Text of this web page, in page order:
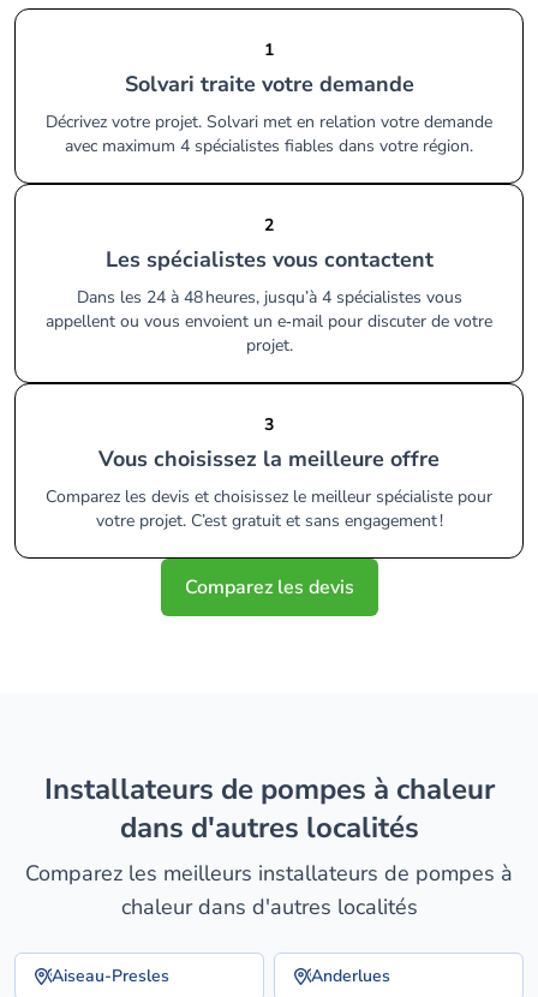
1
Solvari traite votre demande
Décrivez votre projet. Solvari met en relation votre demande
avec maximum 4 spécialistes fiables dans votre région.
2
Les spécialistes vous contactent
Dans les 24 à 48 heures, jusqu’à 4 spécialistes vous
appellent ou vous envoient un e‑mail pour discuter de votre
projet.
3
Vous choisissez la meilleure offre
Comparez les devis et choisissez le meilleur spécialiste pour
votre projet. C’est gratuit et sans engagement !
Comparez les devis
installateurs de pompes à chaleur
dans d'autres localités
Comparez les meilleurs installateurs de pompes à
chaleur dans d'autres localités
Aiseau-Presles Anderlues